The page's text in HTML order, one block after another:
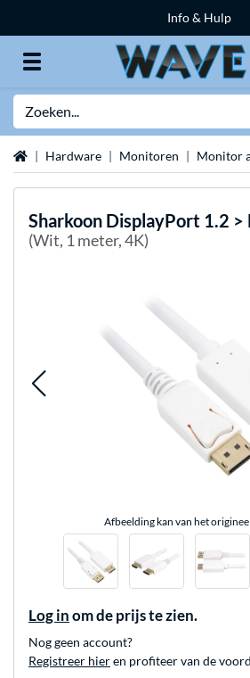
Info & Hulp
Home Hardware Monitoren Monitor
Sharkoon DisplayPort 1.2
(Wit, 1 meter, 4K)
Afbeelding kan van het
Log in om de prijs te zien.
Nog geen account?
Registreer hieren profiteer van de